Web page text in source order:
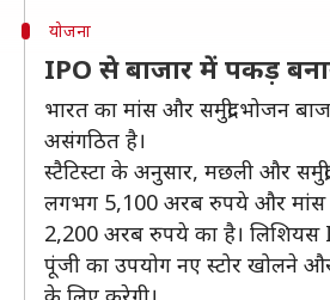
योजना
IPO से बाजार में पकड़
भारत का मांस और समुद्री भोजन
असंगठित है।
स्टैटिस्टा के अनुसार, मछली और
लगभग 5,100 अरब रुपये और मांस
2,200 अरब रुपये का है। लिशियस
पूंजी का उपयोग नए स्टोर खोलने